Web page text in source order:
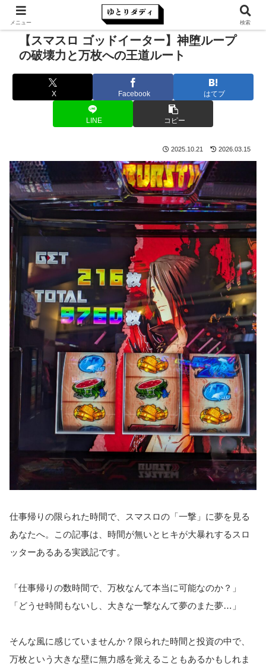
【スマスロ ゴッドイーター】神堕ループ
の破壊力と万枚への王道ルート
X Facebook はてブ
LINE コピー
2025.10.21 2026.03.15
仕事帰りの限られた時間で、スマスロの「一撃」に夢を見る
あなたへ。この記事は、時間が無いとヒキが大暴れするスロ
ッターあるある実践記です。
「仕事帰りの数時間で、万枚なんて本当に可能なのか？」
「どうせ時間もないし、大きな一撃なんて夢のまた夢…」
そんな風に感じていませんか？限られた時間と投資の中で、
万枚という大きな壁に無力感を覚えることもあるかもしれま
メニュー 検索